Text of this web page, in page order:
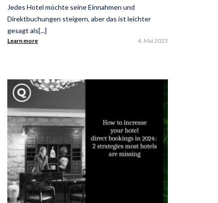
Jedes Hotel möchte seine Einnahmen und
Direktbuchungen steigern, aber das ist leichter
gesagt als[...]
Learn more 4. Mai 2023